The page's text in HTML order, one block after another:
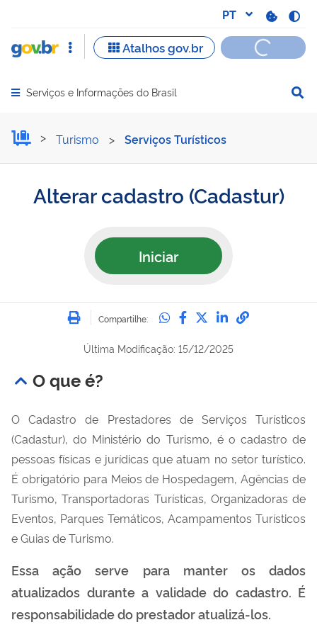
Abrir menu principal de navegação
Serviços e Informações do Brasil
Alterar cadastro
Turismo > Serviços Turísticos
Alterar cadastro (Cadastur)
Iniciar
Imprimir
Compartilhe: Compartilhe no
Compartilhe no
Compartilhe no
Compartilhe
Última Modificação: 15/12/2025
O que é?
O Cadastro de Prestadores de Serviços Turísticos
(Cadastur), do Ministério do Turismo, é o cadastro de
pessoas físicas e jurídicas que atuam no setor turístico.
É obrigatório para Meios de Hospedagem, Agências de
Turismo, Transportadoras Turísticas, Organizadoras de
Eventos, Parques Temáticos, Acampamentos Turísticos
e Guias de Turismo.
Essa ação serve para manter os dados
atualizados durante a validade do cadastro. É
responsabilidade do prestador atualizá-los.